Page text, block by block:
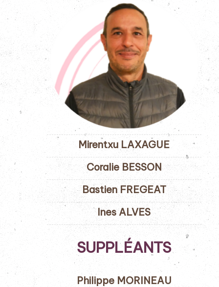
Mirentxu LAXAGUE
Coralie BESSON
Bastien FREGEAT
Ines ALVES
SUPPLÉANTS
Philippe MORINEAU